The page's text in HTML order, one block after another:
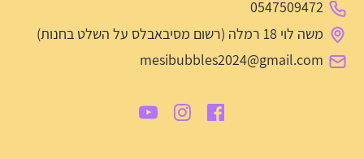
0547509472
משה לוי 18 רמלה (רשום מסיבאבלס על השלט בחנות)
mesibubbles2024@gmail.com